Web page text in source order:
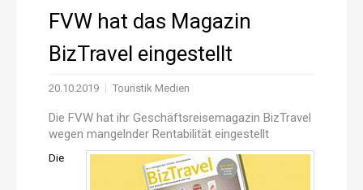
Online-Adressanwendung
Einträge aktualisieren
FVW hat das Magazin
BizTravel eingestellt
20.10.2019 Touristik Medien
Die FVW hat ihr Geschäftsreisemagazin BizTravel
wegen mangelnder Rentabilität eingestellt
Die